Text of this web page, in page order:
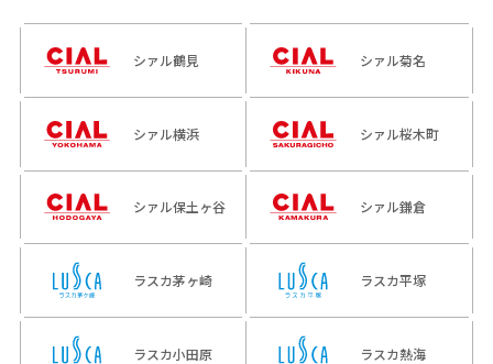
シァル鶴見 シァル菊名
シァル横浜 シァル桜木町
シァル保土ヶ谷 シァル鎌倉
ラスカ茅ヶ崎 ラスカ平塚
ラスカ小田原 ラスカ熱海